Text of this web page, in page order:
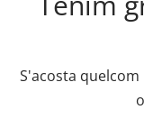
S'acosta